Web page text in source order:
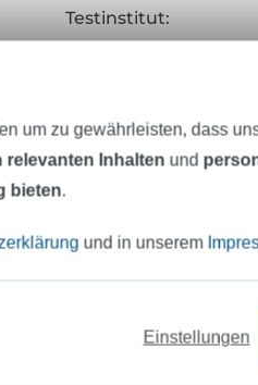
Testinstitut:
Hersteller-Kontaktdaten
um zu gewährleisten, dass
relevanten Inhalten und
bieten.
und in unserem
Einstellungen